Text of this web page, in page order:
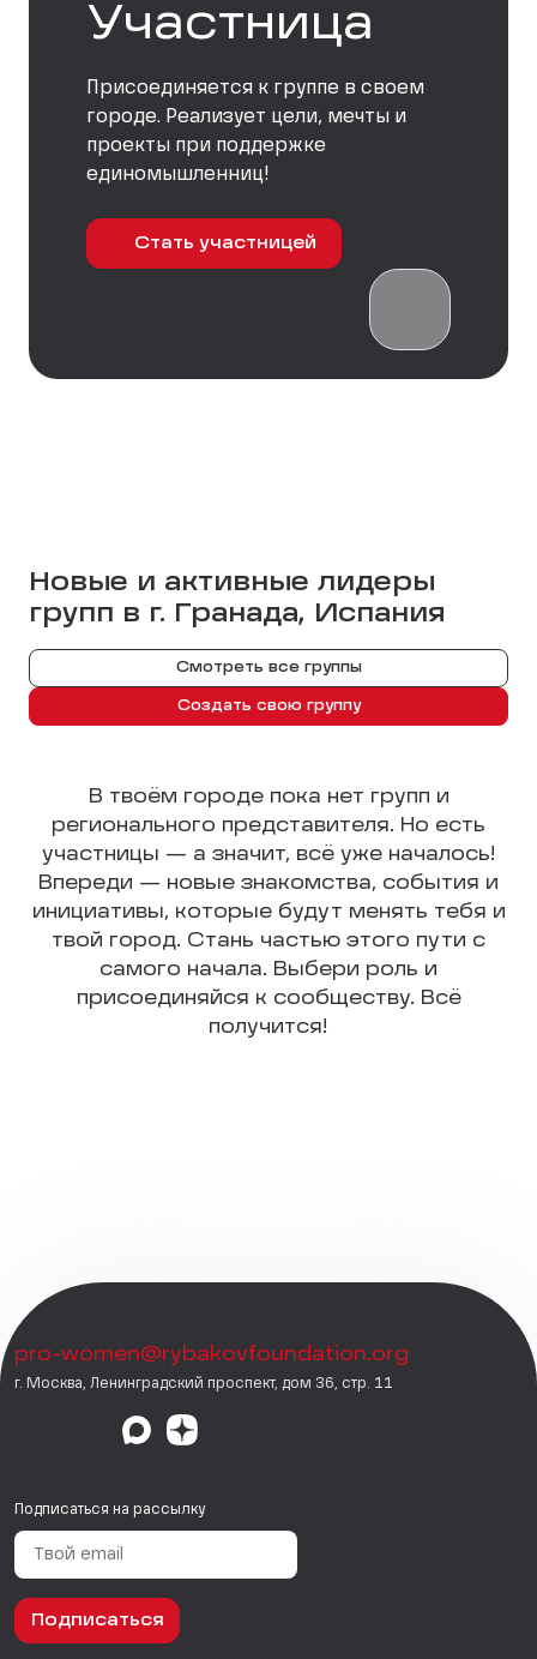
Участница
Присоединяется к группе в своем
городе. Реализует цели, мечты и
проекты при поддержке
единомышленниц!
Стать участницей
Новые и активные лидеры
групп в г. Гранада, Испания
Смотреть все группы
Создать свою группу
В твоём городе пока нет групп и
регионального представителя. Но есть
участницы — а значит, всё уже началось!
Впереди — новые знакомства, события и
инициативы, которые будут менять тебя и
твой город. Стань частью этого пути с
самого начала. Выбери роль и
присоединяйся к сообществу. Всё
получится!
pro-women@rybakovfoundation.org
г. Москва, Ленинградский проспект, дом 36, стр. 11
Подписаться на рассылку
Подписаться